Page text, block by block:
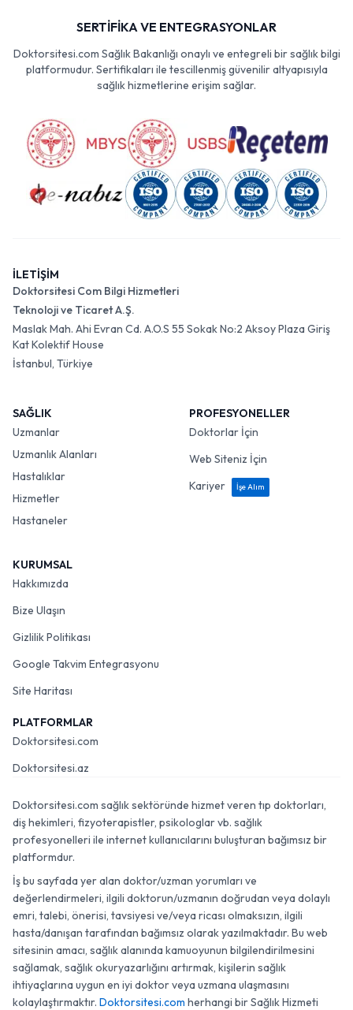
SERTİFİKA VE ENTEGRASYONLAR
Doktorsitesi.com Sağlık Bakanlığı onaylı ve entegreli bir sağlık bilgi
platformudur. Sertifikaları ile tescillenmiş güvenilir altyapısıyla
sağlık hizmetlerine erişim sağlar.
İLETİŞİM
Doktorsitesi Com Bilgi Hizmetleri
Teknoloji ve Ticaret A.Ş.
Maslak Mah. Ahi Evran Cd. A.O.S 55 Sokak No:2 Aksoy Plaza Giriş
Kat Kolektif House
İstanbul, Türkiye
SAĞLIK
Uzmanlar
Uzmanlık Alanları
Hastalıklar
Hizmetler
Hastaneler
PROFESYONELLER
Doktorlar İçin
Web Siteniz İçin
Kariyer
İşe Alım
KURUMSAL
Hakkımızda
Bize Ulaşın
Gizlilik Politikası
Google Takvim Entegrasyonu
Site Haritası
PLATFORMLAR
Doktorsitesi.com
Doktorsitesi.az
Doktorsitesi.com sağlık sektöründe hizmet veren tıp doktorları,
diş hekimleri, fizyoterapistler, psikologlar vb. sağlık
profesyonelleri ile internet kullanıcılarını buluşturan bağımsız bir
platformdur.
İş bu sayfada yer alan doktor/uzman yorumları ve
değerlendirmeleri, ilgili doktorun/uzmanın doğrudan veya dolaylı
emri, talebi, önerisi, tavsiyesi ve/veya ricası olmaksızın, ilgili
hasta/danışan tarafından bağımsız olarak yazılmaktadır. Bu web
sitesinin amacı, sağlık alanında kamuoyunun bilgilendirilmesini
sağlamak, sağlık okuryazarlığını artırmak, kişilerin sağlık
ihtiyaçlarına uygun en iyi doktor veya uzmana ulaşmasını
kolaylaştırmaktır. Doktorsitesi.com herhangi bir Sağlık Hizmeti